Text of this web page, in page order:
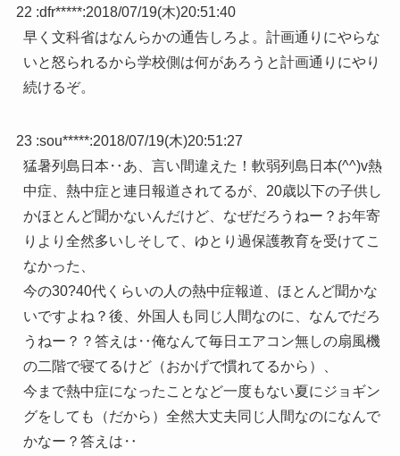
22 :dfr*****:2018/07/19(木)20:51:40
早く文科省はなんらかの通告しろよ。計画通りにやらな
いと怒られるから学校側は何があろうと計画通りにやり
続けるぞ。
23 :sou*****:2018/07/19(木)20:51:27
猛暑列島日本‥あ、言い間違えた！軟弱列島日本(^^)v熱
中症、熱中症と連日報道されてるが、20歳以下の子供し
かほとんど聞かないんだけど、なぜだろうねー？お年寄
りより全然多いしそして、ゆとり過保護教育を受けてこ
なかった、
今の30?40代くらいの人の熱中症報道、ほとんど聞かな
いですよね？後、外国人も同じ人間なのに、なんでだろ
うねー？？答えは‥俺なんて毎日エアコン無しの扇風機
の二階で寝てるけど（おかげで慣れてるから）、
今まで熱中症になったことなど一度もない夏にジョギン
グをしても（だから）全然大丈夫同じ人間なのになんで
かなー？答えは‥